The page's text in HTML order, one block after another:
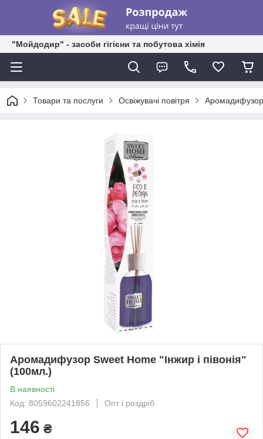
"Мойдодир" - засоби гігієни та побутова хімія
Товари та послуги Освіжувачі повітря
Аромадифузор Sweet Home "Інжир і півонія"
(100мл.)
В наявності
Код: 8059602241856
Опт і роздріб
146 ₴